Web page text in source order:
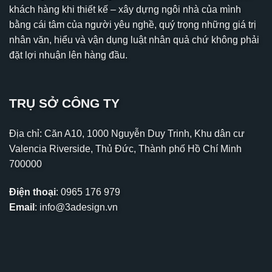
khách hàng khi thiết kế – xây dựng ngôi nhà của mình
bằng cái tâm của người yêu nghề, quý trọng những giá trị
nhân văn, hiểu và vận dụng luật nhân quả chứ không phải
đặt lợi nhuận lên hàng đầu.
TRỤ SỞ CÔNG TY
Địa chỉ: Căn A10, 1000 Nguyễn Duy Trinh, Khu dân cư
Valencia Riverside, Thủ Đức, Thành phố Hồ Chí Minh
700000
Điện thoại: 0965 176 979
Email : info@3adesign.vn